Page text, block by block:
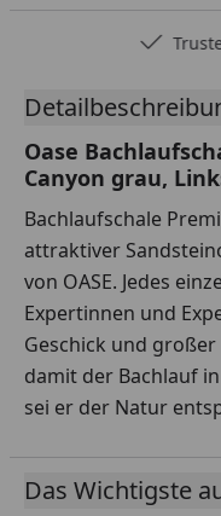
Oase
Canyon grau,
Bachlaufschale
attraktiver
von OASE. Jedes
Expertinnen und
Geschick und
damit der Bachlauf
sei er der Natur
Das Wichtigste